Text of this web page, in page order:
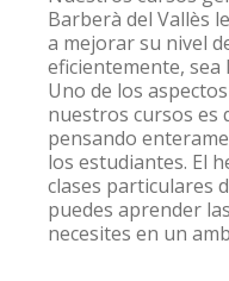
Barberà del Vallès
a mejorar su nivel
eficientemente, sea
Uno de los
nuestros cursos es
pensando
los estudiantes. El
clases particulares
puedes aprender
necesites en un